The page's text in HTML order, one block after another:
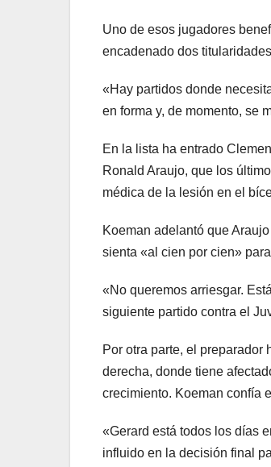
Uno de esos jugadores
encadenado dos
«Hay partidos donde
en forma y, de momento, se
En la lista ha entrado
Ronald Araujo, que los
médica de la lesión en el
Koeman adelantó que
sienta «al cien por cien»
«No queremos arriesgar.
siguiente partido contra el
Por otra parte, el
derecha, donde tiene
crecimiento. Koeman confía
«Gerard está todos los días
influido en la decisión final